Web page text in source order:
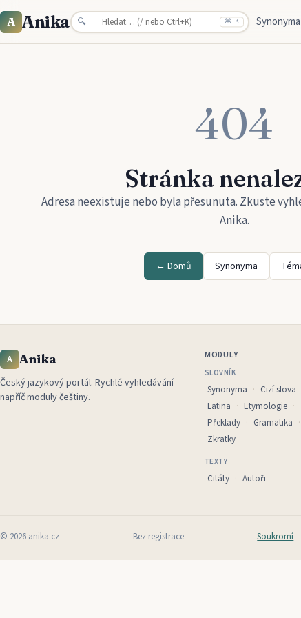
A Anika 🔍 ⌘+K Synonyma
404
Stránka
Adresa neexistuje nebo byla přesunuta. Zkuste
Anika.
← Domů Synonyma
A Anika
Český jazykový portál. Rychlé vyhledávání
napříč moduly češtiny.
MODULY
SLOVNÍK
Synonyma
Cizí slova
Latina
Etymologie
Překlady
Gramatika
Zkratky
TEXTY
Citáty Autoři
© 2026 anika.cz Bez registrace Soukromí